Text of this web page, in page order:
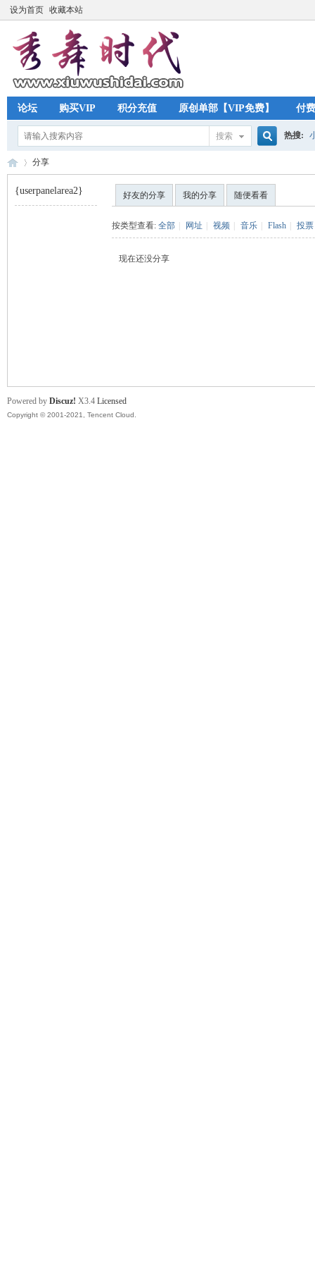
设为首页 收藏本站
论坛 购买VIP 积分充值 原创单部【VIP免费】 付
搜索 热搜:
分享
{userpanelarea2} 好友的分享 我的分享 随便看看
按类型查看: 全部 网址 视频 音乐 Flash 投票
现在还没分享
Powered by Discuz! X3.4 Licensed
Copyright © 2001-2021, Tencent Cloud.